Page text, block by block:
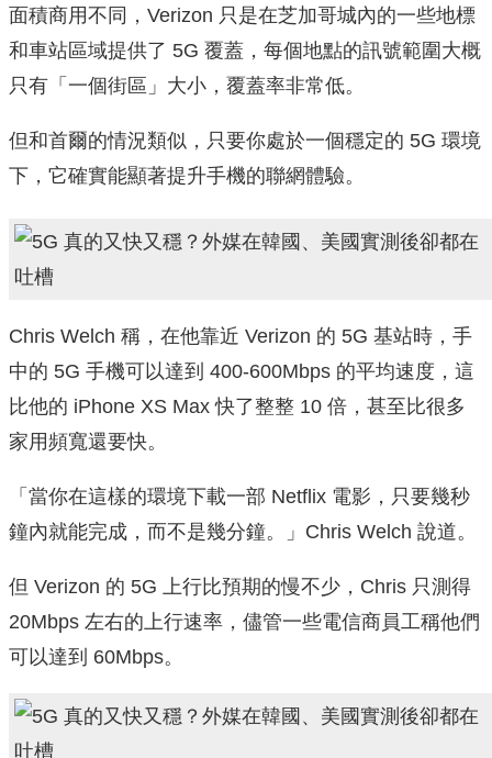
面積商用不同，Verizon 只是在芝加哥城內的一些地標
和車站區域提供了 5G 覆蓋，每個地點的訊號範圍大概
只有「一個街區」大小，覆蓋率非常低。
但和首爾的情況類似，只要你處於一個穩定的 5G 環境
下，它確實能顯著提升手機的聯網體驗。
Chris Welch 稱，在他靠近 Verizon 的 5G 基站時，手
中的 5G 手機可以達到 400-600Mbps 的平均速度，這
比他的 iPhone XS Max 快了整整 10 倍，甚至比很多
家用頻寬還要快。
「當你在這樣的環境下載一部 Netflix 電影，只要幾秒
鐘內就能完成，而不是幾分鐘。」Chris Welch 說道。
但 Verizon 的 5G 上行比預期的慢不少，Chris 只測得
20Mbps 左右的上行速率，儘管一些電信商員工稱他們
可以達到 60Mbps。